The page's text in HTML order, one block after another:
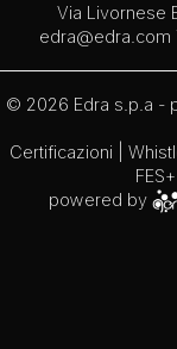
Via Livornese
edra@edra.com
© 2026 Edra s.p.a -
Certificazioni
powered by